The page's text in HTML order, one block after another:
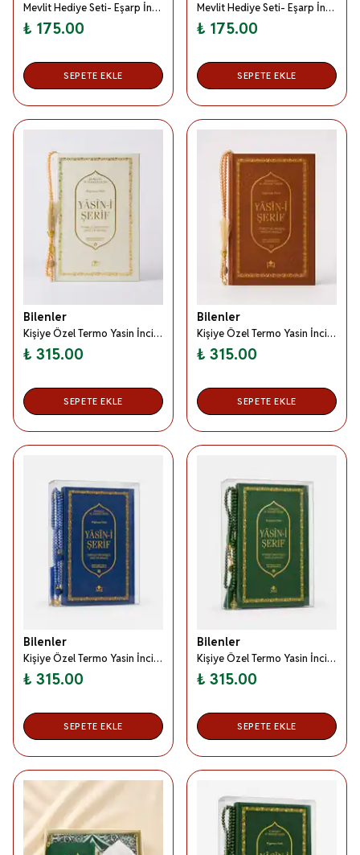
Mevlit Hediye Seti- Eşarp İnci Tesbih Gül Suyu Özel Kutulu Set Yeşil
₺ 175.00
SEPETE EKLE
Mevlit Hediye Seti- Eşarp İnci Tesbih Gül Suyu Özel Kutulu Set Mor
₺ 175.00
SEPETE EKLE
Bilenler
Kişiye Özel Termo Yasin İnci Tesbih Seti Beyaz- Orta Boy Kutulu Set
₺ 315.00
SEPETE EKLE
Bilenler
Kişiye Özel Termo Yasin İnci Tesbih Seti Kahverengi- Orta Boy Kutulu Set
₺ 315.00
SEPETE EKLE
Bilenler
Kişiye Özel Termo Yasin İnci Tesbih Seti Lacivert- Orta Boy Kutulu Set
₺ 315.00
SEPETE EKLE
Bilenler
Kişiye Özel Termo Yasin İnci Tesbih Seti Yeşil- Orta Boy Kutulu Set
₺ 315.00
SEPETE EKLE